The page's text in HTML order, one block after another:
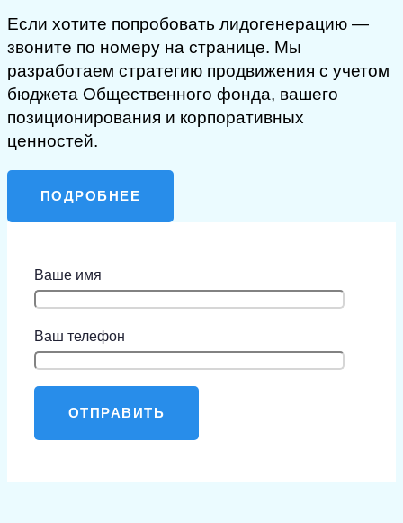
Если хотите попробовать лидогенерацию —
звоните по номеру на странице. Мы
разработаем стратегию продвижения с учетом
бюджета Общественного фонда, вашего
позиционирования и корпоративных
ценностей.
ПОДРОБНЕЕ
Ваше имя
Ваш телефон